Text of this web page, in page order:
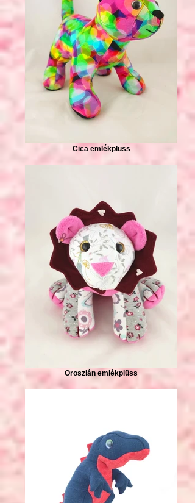
Cica emlékplüss
Oroszlán emlékplüss